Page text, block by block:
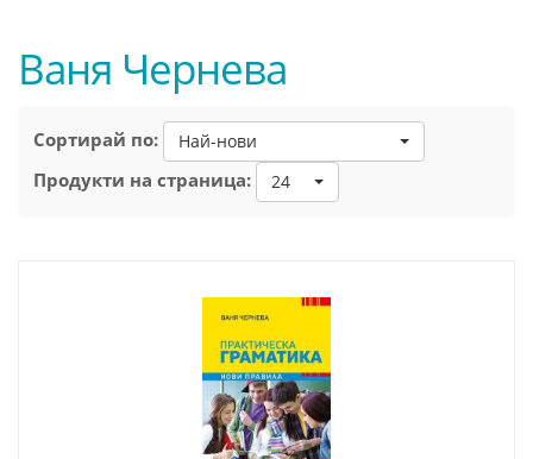
Ваня Чернева
Сортирай по: Най-нови
Продукти на страница: 24